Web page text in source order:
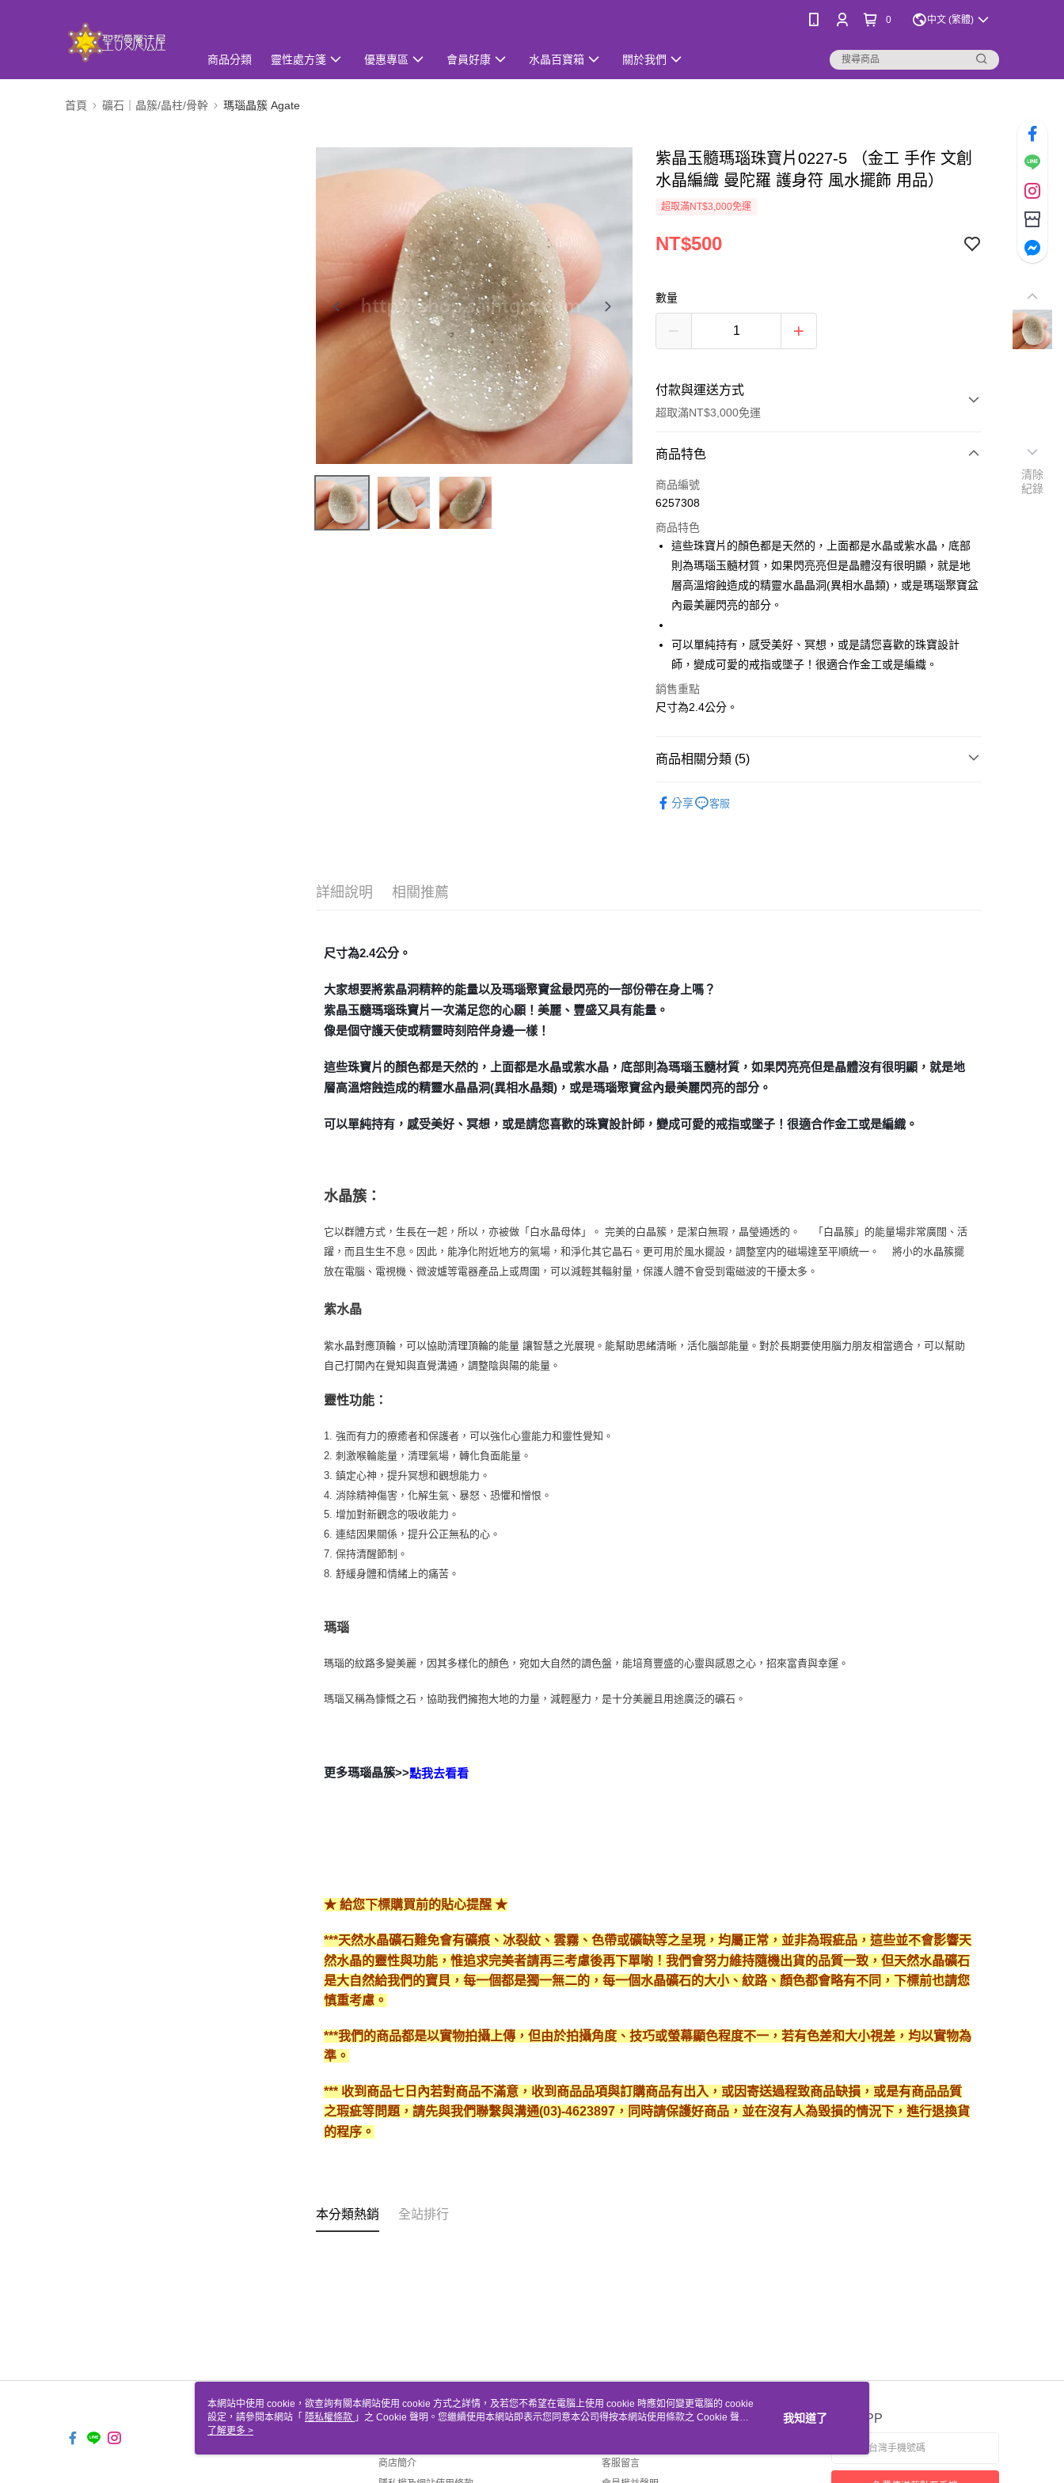
0 中文 (繁體)
商品分類 靈性處方箋 優惠專區 會員好康 水晶百寶箱 關於我們
首頁 礦石｜晶簇/晶柱/骨幹 瑪瑙晶簇 Agate
紫晶玉髓瑪瑙珠寶片0227-5 （金工 手作 文創
水晶編織 曼陀羅 護身符 風水擺飾 用品）
超取滿NT$3,000免運
NT$500
數量
付款與運送方式
超取滿NT$3,000免運
付款方式
信用卡一次付款
LINE Pay
Apple Pay
街口支付
悠遊付
ATM付款
運送方式
每筆NT$80，滿NT$3,000(含以上)免運費
每筆NT$80，滿NT$3,000(含以上)免運費
商品特色
商品編號
6257308
商品特色
這些珠寶片的顏色都是天然的，上面都是水晶或紫水晶，底部
則為瑪瑙玉髓材質，如果閃亮亮但是晶體沒有很明顯，就是地
層高溫熔蝕造成的精靈水晶晶洞(異相水晶類)，或是瑪瑙聚寶盆
內最美麗閃亮的部分。
可以單純持有，感受美好、冥想，或是請您喜歡的珠寶設計
師，變成可愛的戒指或墜子！很適合作金工或是編織。
銷售重點
尺寸為2.4公分。
商品相關分類 (5)
分享 客服
詳細說明 相關推薦
尺寸為2.4公分。
大家想要將紫晶洞精粹的能量以及瑪瑙聚寶盆最閃亮的一部份帶在身上嗎？
紫晶玉髓瑪瑙珠寶片一次滿足您的心願！美麗、豐盛又具有能量。
像是個守護天使或精靈時刻陪伴身邊一樣！
這些珠寶片的顏色都是天然的，上面都是水晶或紫水晶，底部則為瑪瑙玉髓材質，如果閃亮亮但是晶體沒有很明顯，就是地
層高溫熔蝕造成的精靈水晶晶洞(異相水晶類)，或是瑪瑙聚寶盆內最美麗閃亮的部分。
可以單純持有，感受美好、冥想，或是請您喜歡的珠寶設計師，變成可愛的戒指或墜子！很適合作金工或是編織。
水晶簇：
它以群體方式，生長在一起，所以，亦被做「白水晶母体」。 完美的白晶簇，是潔白無瑕，晶瑩通透的。 「白晶簇」的能量場非常廣闊、活
躍，而且生生不息。因此，能净化附近地方的氣場，和淨化其它晶石。更可用於風水擺設，調整室内的磁場達至平順統一。 將小的水晶簇擺
放在電腦、電視機、微波爐等電器產品上或周圍，可以減輕其輻射量，保護人體不會受到電磁波的干擾太多。
紫水晶
紫水晶對應頂輪，可以協助清理頂輪的能量 讓智慧之光展現。能幫助思緒清晰，活化腦部能量。對於長期要使用腦力朋友相當適合，可以幫助
自己打開內在覺知與直覺溝通，調整陰與陽的能量。
靈性功能：
1. 強而有力的療癒者和保護者，可以強化心靈能力和靈性覺知。
2. 刺激喉輪能量，清理氣場，轉化負面能量。
3. 鎮定心神，提升冥想和觀想能力。
4. 消除精神傷害，化解生氣、暴怒、恐懼和憎恨。
5. 增加對新觀念的吸收能力。
6. 連結因果關係，提升公正無私的心。
7. 保持清醒節制。
8. 舒緩身體和情緒上的痛苦。
瑪瑙
瑪瑙的紋路多變美麗，因其多樣化的顏色，宛如大自然的調色盤，能培育豐盛的心靈與感恩之心，招來富貴與幸運。
瑪瑙又稱為慷慨之石，協助我們擁抱大地的力量，減輕壓力，是十分美麗且用途廣泛的礦石。
更多瑪瑙晶簇>>點我去看看
★ 給您下標購買前的貼心提醒 ★
***天然水晶礦石難免會有礦痕、冰裂紋、雲霧、色帶或礦缺等之呈現，均屬正常，並非為瑕疵品，這些並不會影響天
然水晶的靈性與功能，惟追求完美者請再三考慮後再下單喲！我們會努力維持隨機出貨的品質一致，但天然水晶礦石
是大自然給我們的寶貝，每一個都是獨一無二的，每一個水晶礦石的大小、紋路、顏色都會略有不同，下標前也請您
慎重考慮。
***我們的商品都是以實物拍攝上傳，但由於拍攝角度、技巧或螢幕顯色程度不一，若有色差和大小視差，均以實物為
準。
*** 收到商品七日內若對商品不滿意，收到商品品項與訂購商品有出入，或因寄送過程致商品缺損，或是有商品品質
之瑕疵等問題，請先與我們聯繫與溝通(03)-4623897，同時請保護好商品，並在沒有人為毀損的情況下，進行退換貨
的程序。
本分類熱銷 全站排行
關於我們
商店簡介
客服資訊
客服留言
官方APP
清除
紀錄
本網站中使用 cookie，欲查詢有關本網站使用 cookie 方式之詳情，及若您不希望在電腦上使用 cookie 時應如何變更電腦的 cookie
設定，請參閱本網站「 隱私權條款 」之 Cookie 聲明。您繼續使用本網站即表示您同意本公司得按本網站使用條款之 Cookie 聲明
使用 cookie。
了解更多 >
我知道了